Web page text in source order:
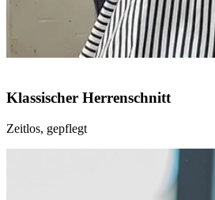
Klassischer Herrenschnitt
Zeitlos, gepflegt